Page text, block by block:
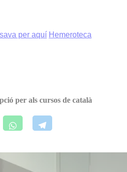
per aquí Hemeroteca
per als cursos de català